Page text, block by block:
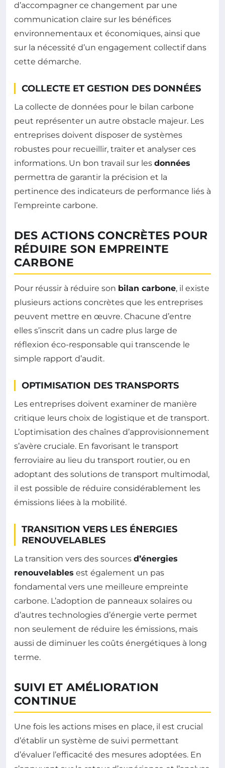
d’accompagner ce changement par une
communication claire sur les bénéfices
environnementaux et économiques, ainsi que
sur la nécessité d’un engagement collectif dans
cette démarche.
COLLECTE ET GESTION DES DONNÉES
La collecte de données pour le bilan carbone
peut représenter un autre obstacle majeur. Les
entreprises doivent disposer de systèmes
robustes pour recueillir, traiter et analyser ces
informations. Un bon travail sur les données
permettra de garantir la précision et la
pertinence des indicateurs de performance liés à
l’empreinte carbone.
DES ACTIONS CONCRÈTES POUR
RÉDUIRE SON EMPREINTE
CARBONE
Pour réussir à réduire son bilan carbone, il existe
plusieurs actions concrètes que les entreprises
peuvent mettre en œuvre. Chacune d’entre
elles s’inscrit dans un cadre plus large de
réflexion éco-responsable qui transcende le
simple rapport d’audit.
OPTIMISATION DES TRANSPORTS
Les entreprises doivent examiner de manière
critique leurs choix de logistique et de transport.
L’optimisation des chaînes d’approvisionnement
s’avère cruciale. En favorisant le transport
ferroviaire au lieu du transport routier, ou en
adoptant des solutions de transport multimodal,
il est possible de réduire considérablement les
émissions liées à la mobilité.
TRANSITION VERS LES ÉNERGIES
RENOUVELABLES
La transition vers des sources d’énergies
renouvelables est également un pas
fondamental vers une meilleure empreinte
carbone. L’adoption de panneaux solaires ou
d’autres technologies d’énergie verte permet
non seulement de réduire les émissions, mais
aussi de diminuer les coûts énergétiques à long
terme.
SUIVI ET AMÉLIORATION
CONTINUE
Une fois les actions mises en place, il est crucial
d’établir un système de suivi permettant
d’évaluer l’efficacité des mesures adoptées. En